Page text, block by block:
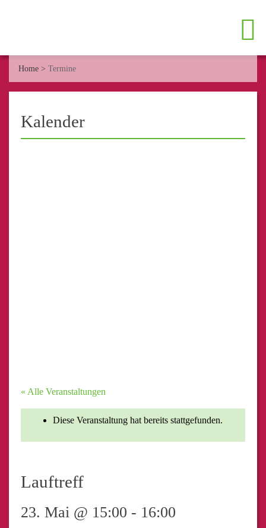
Home > Termine
Kalender
« Alle Veranstaltungen
Diese Veranstaltung hat bereits stattgefunden.
Lauftreff
23. Mai @ 15:00 - 16:00